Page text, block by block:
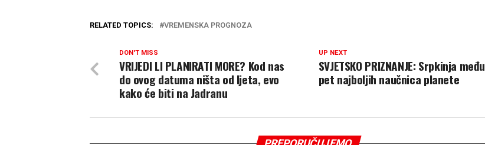
RELATED TOPICS: VREMENSKA PROGNOZA
UP NEXT
SVJETSKO PRIZNANJE: Srpkinja među
pet najboljih naučnica planete
DON'T MISS
VRIJEDI LI PLANIRATI MORE? Kod nas
do ovog datuma ništa od ljeta, evo
kako će biti na Jadranu